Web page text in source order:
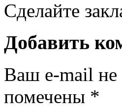
Сделайте
Добавить
Ваш e-mail не
помечены *